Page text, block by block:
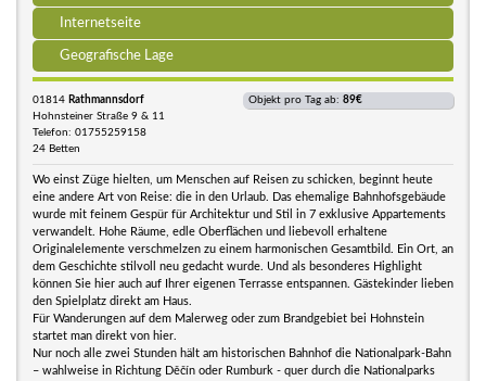
Internetseite
Geografische Lage
01814 Rathmannsdorf
Hohnsteiner Straße 9 & 11
Telefon: 01755259158
24 Betten
Objekt pro Tag ab: 89€
Wo einst Züge hielten, um Menschen auf Reisen zu schicken, beginnt heute
eine andere Art von Reise: die in den Urlaub. Das ehemalige Bahnhofsgebäude
wurde mit feinem Gespür für Architektur und Stil in 7 exklusive Appartements
verwandelt. Hohe Räume, edle Oberflächen und liebevoll erhaltene
Originalelemente verschmelzen zu einem harmonischen Gesamtbild. Ein Ort, an
dem Geschichte stilvoll neu gedacht wurde. Und als besonderes Highlight
können Sie hier auch auf Ihrer eigenen Terrasse entspannen. Gästekinder lieben
den Spielplatz direkt am Haus.
Für Wanderungen auf dem Malerweg oder zum Brandgebiet bei Hohnstein
startet man direkt von hier.
Nur noch alle zwei Stunden hält am historischen Bahnhof die Nationalpark-Bahn
– wahlweise in Richtung Děčín oder Rumburk - quer durch die Nationalparks